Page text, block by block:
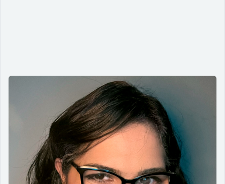
Barreiras invisíveis e soluções reais:
acessibilidade como motor de
mudança
Conheça a história de Isabelle Utsch, especialista em
acessibilidade digital e criadora da Amélie, em um
episódio inspirador sobre inovação, comunidade e